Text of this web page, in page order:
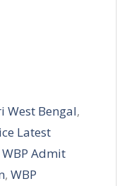
West Bengal,
Latest
WBP Admit
, WBP